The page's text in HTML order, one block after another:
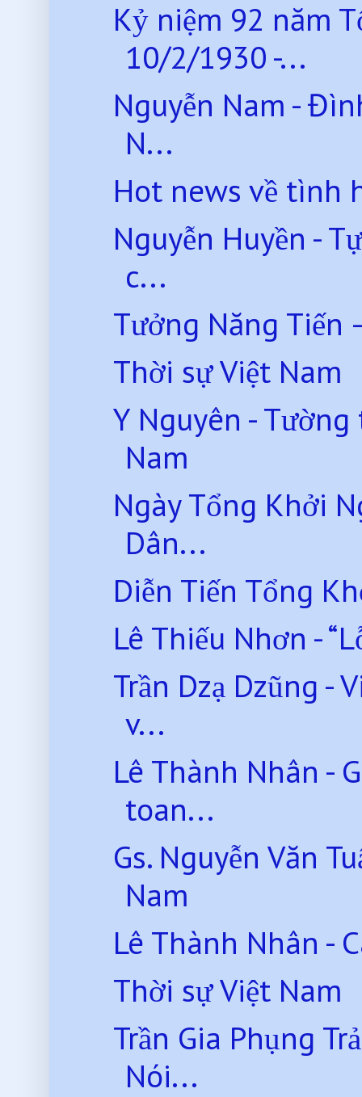
Kỷ niệm 92 năm
10/2/1930 -...
Nguyễn Nam -
N...
Hot news về tình
Nguyễn Huyền -
c...
Tưởng Năng Tiến
Thời sự Việt Nam
Y Nguyên -
Nam
Ngày Tổng Khởi
Dân...
Diễn Tiến Tổng
Lê Thiếu Nhơn -
Trần Dzạ Dzũng -
v...
Lê Thành Nhân -
toan...
Gs. Nguyễn Văn
Nam
Lê Thành Nhân -
Thời sự Việt Nam
Trần Gia Phụng
Nói...